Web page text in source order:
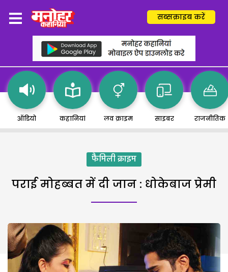
सब्सक्राइब करें
ऑडियो कहानियां लव क्राइम साइबर राजनीतिक
फैमिली क्राइम
पराई मोहब्बत में दी जान : धोकेबाज प्रेमी